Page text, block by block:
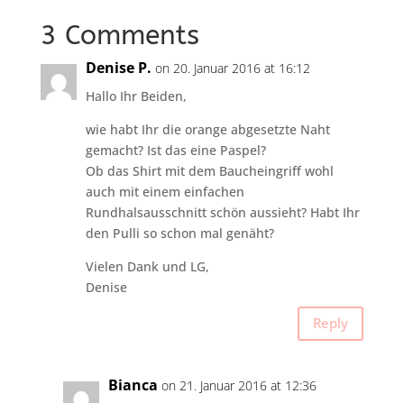
3 Comments
Denise P. on 20. Januar 2016 at 16:12
Hallo Ihr Beiden,
wie habt Ihr die orange abgesetzte Naht
gemacht? Ist das eine Paspel?
Ob das Shirt mit dem Baucheingriff wohl
auch mit einem einfachen
Rundhalsausschnitt schön aussieht? Habt Ihr
den Pulli so schon mal genäht?
Vielen Dank und LG,
Denise
Reply
Bianca on 21. Januar 2016 at 12:36